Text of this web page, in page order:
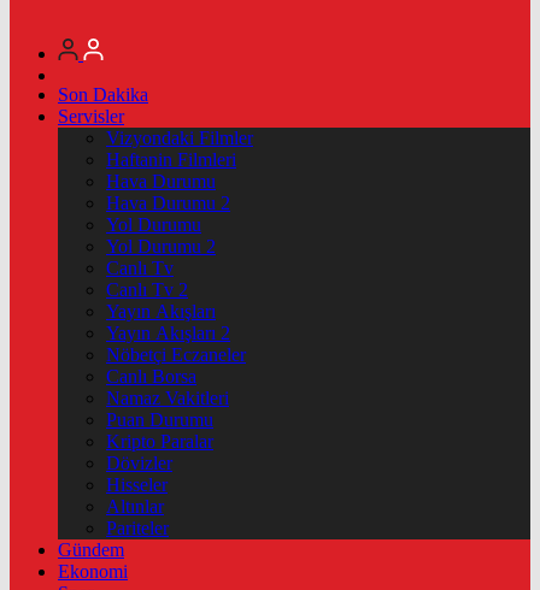
Son Dakika
Servisler
Vizyondaki Filmler
Haftanin Filmleri
Hava Durumu
Hava Durumu 2
Yol Durumu
Yol Durumu 2
Canlı Tv
Canlı Tv 2
Yayın Akışları
Yayın Akışları 2
Nöbetçi Eczaneler
Canlı Borsa
Namaz Vakitleri
Puan Durumu
Kripto Paralar
Dövizler
Hisseler
Altınlar
Pariteler
Gündem
Ekonomi